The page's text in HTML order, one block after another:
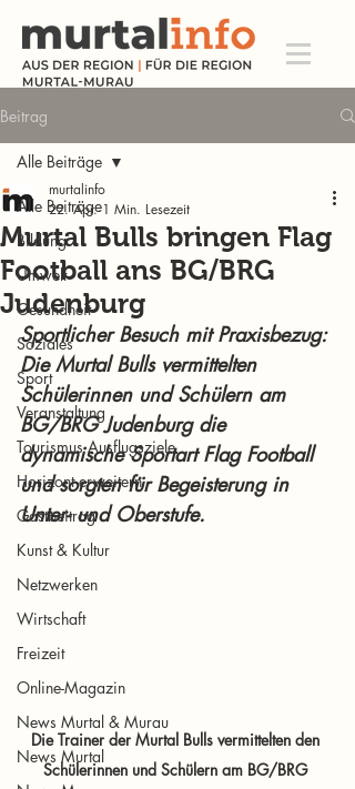
Beitrag
Alle Beiträge
Bildung
Umwelt
Gesundheit
Soziales
Sport
Veranstaltung
Tourismus Ausflugsziele
Horizont erweitern
Gastbeitrag
Kunst & Kultur
Netzwerken
Wirtschaft
Freizeit
Online-Magazin
News Murtal & Murau
News Murtal
Alle Beiträge
Murtal Bulls bringen Flag
Football ans BG/BRG
Judenburg
murtalinfo
22. Apr. 1 Min. Lesezeit
Sportlicher Besuch mit Praxisbezug:
Die Murtal Bulls vermittelten
Schülerinnen und Schülern am
BG/BRG Judenburg die
dynamische Sportart Flag Football
und sorgten für Begeisterung in
Unter- und Oberstufe.
Die Trainer der Murtal Bulls vermittelten den
Schülerinnen und Schülern am BG/BRG